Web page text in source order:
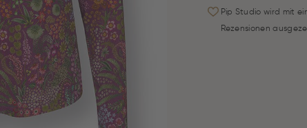
Pip Studio wird mit
Rezensionen